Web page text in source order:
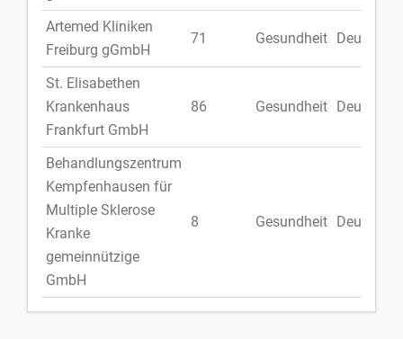
Artemed Kliniken
Freiburg gGmbH
71 Gesundheit
St. Elisabethen
Krankenhaus
Frankfurt GmbH
86 Gesundheit
Behandlungszentrum
Kempfenhausen für
Multiple Sklerose
Kranke
gemeinnützige
GmbH
8 Gesundheit